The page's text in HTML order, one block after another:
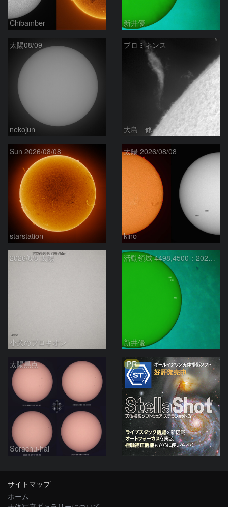
Chibamber 新井優
太陽08/09
nekojun
プロミネンス
大島 修
Sun 2026/08/08
starstation
太陽 2026/08/08
kino
2026/8/8 太陽
小犬のプロキオン
活動領域 4498,4500：2026/08/08
新井優
太陽黒点
Sorachu-hai
PR
サイトマップ
ホーム